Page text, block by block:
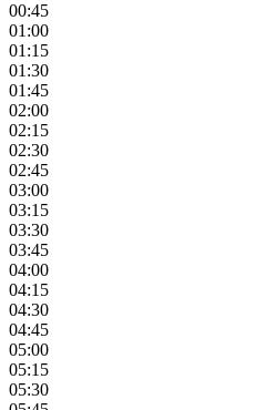
00:45
01:00
01:15
01:30
01:45
02:00
02:15
02:30
02:45
03:00
03:15
03:30
03:45
04:00
04:15
04:30
04:45
05:00
05:15
05:30